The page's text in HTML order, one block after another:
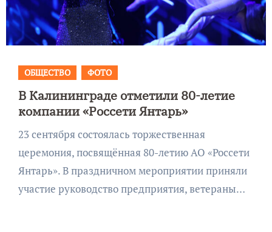
ОБЩЕСТВО ФОТО
В Калининграде отметили 80-летие
компании «Россети Янтарь»
23 сентября состоялась торжественная
церемония, посвящённая 80-летию АО «Россети
Янтарь». В праздничном мероприятии приняли
участие руководство предприятия, ветераны…